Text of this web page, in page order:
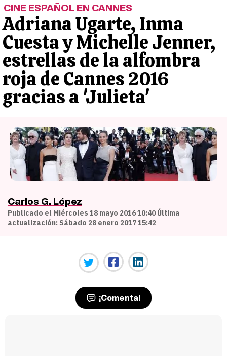
CINE ESPAÑOL EN CANNES
Adriana Ugarte, Inma
Cuesta y Michelle Jenner,
estrellas de la alfombra
roja de Cannes 2016
gracias a 'Julieta'
Carlos G. López
Publicado el Miércoles 18 mayo 2016 10:40 Última
actualización: Sábado 28 enero 2017 15:42
¡Comenta!